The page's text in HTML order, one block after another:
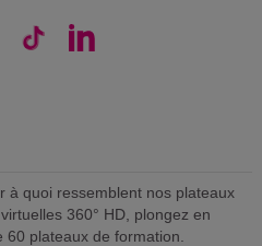
à quoi ressemblent nos plateaux
360° HD, plongez en
plateaux de formation.